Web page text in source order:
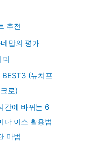
추천
맙의 평가
피
(뉴치프
로)
간에 바뀌는 6
다 이스 활용법
마법